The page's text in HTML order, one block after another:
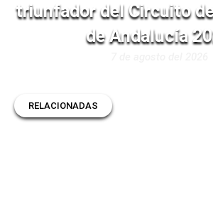
triunfador del Circuito
de Andalucía
RELACIONADAS